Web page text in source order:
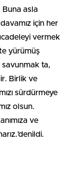
Buna asla
için her
vermek
yürümüş
savunmak ta,
Birlik ve
sürdürmeye
olsun.
ve